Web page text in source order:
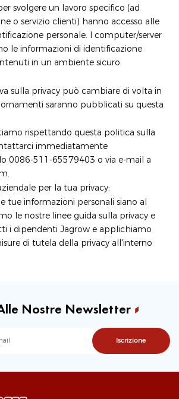
svolgere un lavoro specifico (ad
o servizio clienti) hanno accesso alle
personale. I computer/server
le informazioni di identificazione
in un ambiente sicuro.
sulla privacy può cambiare di volta in
saranno pubblicati su questa
rispettando questa politica sulla
immediatamente
0086-511-65579403 o via e-mail a
per la tua privacy:
tue informazioni personali siano al
le nostre linee guida sulla privacy e
i dipendenti Jagrow e applichiamo
di tutela della privacy all'interno
Nostre Newsletter